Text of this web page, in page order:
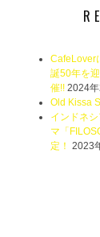
CafeLover
誕50年を
催!! 2024
Old Kissa
インドネ
マ「
定！ 2023